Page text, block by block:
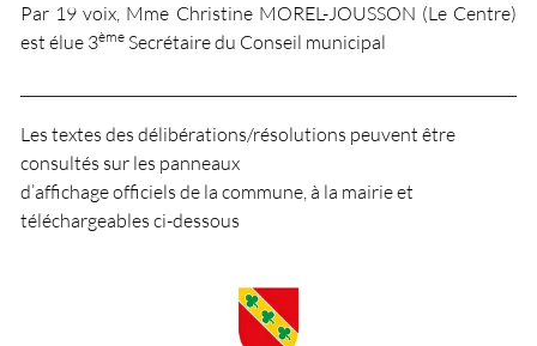
Par 19 voix, Mme Christine MOREL-JOUSSON (Le Centre)
est élue 3ème Secrétaire du Conseil municipal
Les textes des délibérations/résolutions peuvent être
consultés sur les panneaux
d’affichage officiels de la commune, à la mairie et
téléchargeables ci-dessous